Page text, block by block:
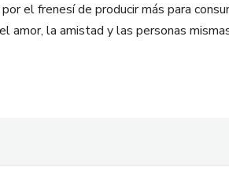
el frenesí de producir más para
amor, la amistad y las personas